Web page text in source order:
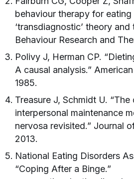
behaviour therapy for eating
‘transdiagnostic’ theory and
Behaviour Research and
Polivy J, Herman CP.
A causal analysis.”
1985.
Treasure J, Schmidt U.
interpersonal maintenance
nervosa revisited.” Journal
2013.
National Eating Disorders
“Coping After a Binge.”